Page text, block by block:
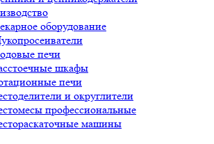
оборудование
печи
шкафы
печи
и округлители
профессиональные
машины